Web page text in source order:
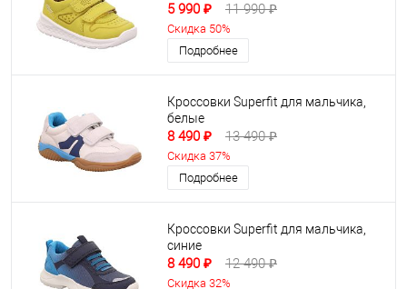
5 990 ₽ 11 990 ₽
Скидка 50%
Подробнее
Кроссовки Superfit для мальчика,
белые
8 490 ₽ 13 490 ₽
Скидка 37%
Подробнее
Кроссовки Superfit для мальчика,
синие
8 490 ₽ 12 490 ₽
Скидка 32%